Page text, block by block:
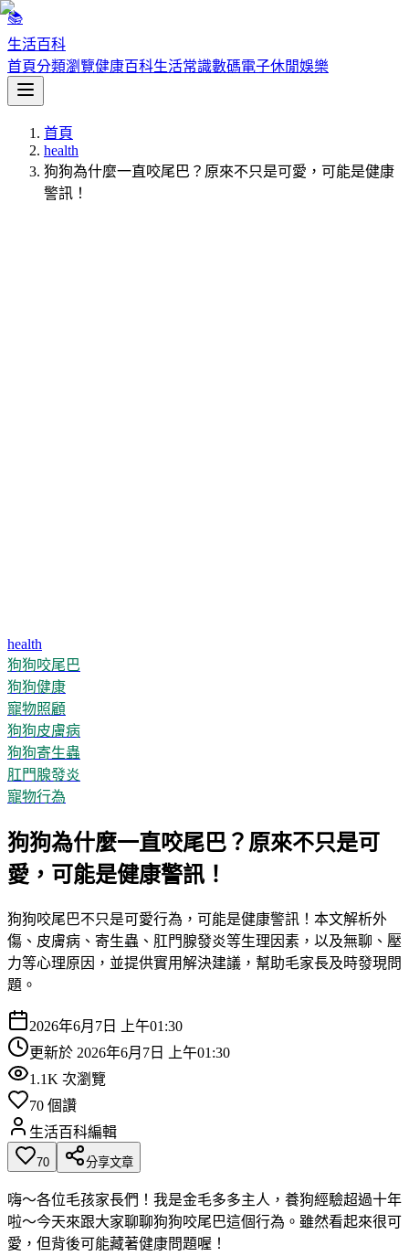
📚
生活百科
首頁分類瀏覽健康百科生活常識數碼電子休閒娛樂
首頁
health
狗狗為什麼一直咬尾巴？原來不只是可愛，可能是健康
警訊！
health
狗狗咬尾巴
狗狗健康
寵物照顧
狗狗皮膚病
狗狗寄生蟲
肛門腺發炎
寵物行為
狗狗為什麼一直咬尾巴？原來不只是可
愛，可能是健康警訊！
狗狗咬尾巴不只是可愛行為，可能是健康警訊！本文解析外
傷、皮膚病、寄生蟲、肛門腺發炎等生理因素，以及無聊、壓
力等心理原因，並提供實用解決建議，幫助毛家長及時發現問
題。
2026年6月7日 上午01:30
更新於 2026年6月7日 上午01:30
1.1K 次瀏覽
70 個讚
生活百科編輯
70 分享文章
嗨～各位毛孩家長們！我是金毛多多主人，養狗經驗超過十年
啦～今天來跟大家聊聊狗狗咬尾巴這個行為。雖然看起來很可
愛，但背後可能藏著健康問題喔！